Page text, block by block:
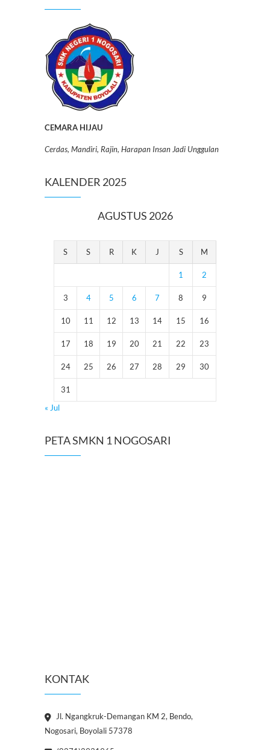
CEMARA HIJAU
Cerdas, Mandiri, Rajin, Harapan Insan Jadi Unggulan
KALENDER 2025
AGUSTUS 2026
S S R K J S M
1 2
3 4 5 6 7 8 9
10 11 12 13 14 15 16
17 18 19 20 21 22 23
24 25 26 27 28 29 30
31
« Jul
PETA SMKN 1 NOGOSARI
KONTAK
Jl. Ngangkruk-Demangan KM 2, Bendo,
Nogosari, Boyolali 57378